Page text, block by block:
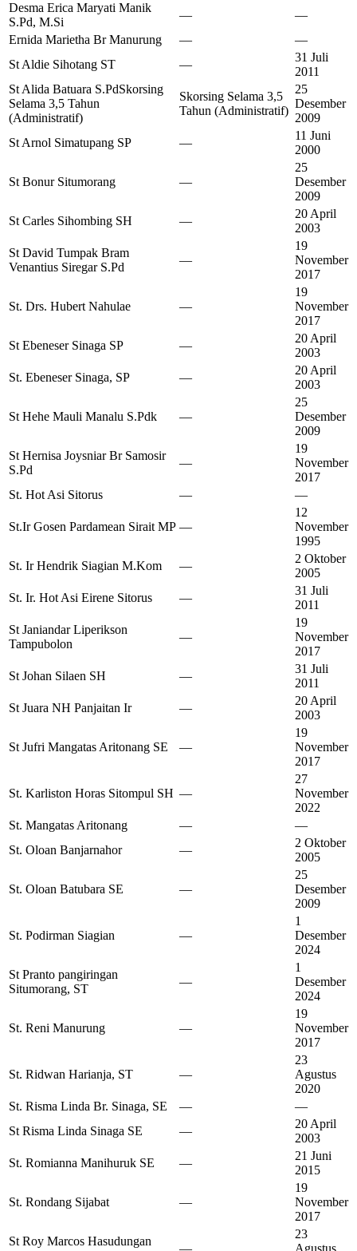
Desma Erica Maryati Manik
S.Pd, M.Si
—
—
Ernida Marietha Br Manurung
—
—
St Aldie Sihotang ST
—
31 Juli
2011
St Alida Batuara S.PdSkorsing
Selama 3,5 Tahun
(Administratif)
Skorsing Selama 3,5
Tahun (Administratif)
25
Desember
2009
St Arnol Simatupang SP
—
11 Juni
2000
St Bonur Situmorang —
25
Desember
2009
St Carles Sihombing SH
—
20 April
2003
St David Tumpak Bram
Venantius Siregar S.Pd
—
19
November
2017
St. Drs. Hubert Nahulae —
19
November
2017
St Ebeneser Sinaga SP
—
20 April
2003
St. Ebeneser Sinaga, SP
—
20 April
2003
St Hehe Mauli Manalu S.Pdk —
25
Desember
2009
St Hernisa Joysniar Br Samosir
S.Pd
—
19
November
2017
St. Hot Asi Sitorus
— —
St.Ir Gosen Pardamean Sirait MP —
12
November
1995
St. Ir Hendrik Siagian M.Kom
—
2 Oktober
2005
St. Ir. Hot Asi Eirene Sitorus
—
31 Juli
2011
St Janiandar Liperikson
Tampubolon
—
19
November
2017
St Johan Silaen SH
—
31 Juli
2011
St Juara NH Panjaitan Ir
—
20 April
2003
St Jufri Mangatas Aritonang SE —
19
November
2017
St. Karliston Horas Sitompul SH —
27
November
2022
St. Mangatas Aritonang
—
—
St. Oloan Banjarnahor
—
2 Oktober
2005
St. Oloan Batubara SE —
25
Desember
2009
St. Podirman Siagian —
1
Desember
2024
St Pranto pangiringan
Situmorang, ST
—
1
Desember
2024
St. Reni Manurung —
19
November
2017
St. Ridwan Harianja, ST —
23
Agustus
2020
St. Risma Linda Br. Sinaga, SE
—
—
St Risma Linda Sinaga SE
—
20 April
2003
St. Romianna Manihuruk SE
—
21 Juni
2015
St. Rondang Sijabat —
19
November
2017
St Roy Marcos Hasudungan
23